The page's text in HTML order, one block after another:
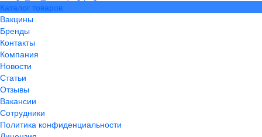
Каталог товаров
Вакцины
Бренды
Контакты
Компания
Новости
Статьи
Отзывы
Вакансии
Сотрудники
Политика конфиденциальности